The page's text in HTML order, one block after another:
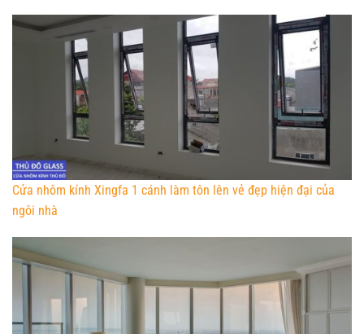
Cửa nhôm kính Xingfa 1 cánh làm tôn lên vẻ đẹp hiện đại của
ngôi nhà